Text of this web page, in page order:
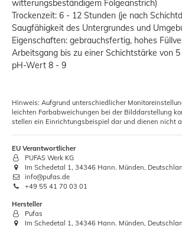
witterungsbeständigem Folgeanstrich)
Trockenzeit: 6 - 12 Stunden (je nach
Saugfähigkeit des Untergrundes und
Eigenschaften: gebrauchsfertig, hohes
Arbeitsgang bis zu einer Schichtstärke von
pH-Wert 8 - 9
Hinweis: Aufgrund unterschiedlicher
leichten Farbabweichungen bei der Bilddarstellung
stellen ein Einrichtungsbeispiel dar und dienen nicht
EU Verantwortlicher
PUFAS Werk KG
Im Schedetal 1, 34346 Hann. Münden,
info@pufas.de
+49 55 41 70 03 01
Hersteller
Pufas
Im Schedetal 1, 34346 Hann. Münden,